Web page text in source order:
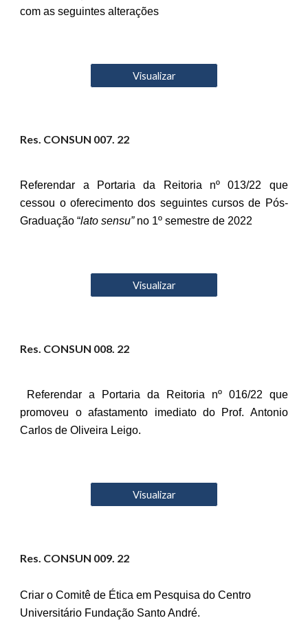
com as seguintes alterações
Visualizar
Res. CONSUN 007. 22
Referendar a Portaria da Reitoria nº 013/22 que
cessou o oferecimento dos seguintes cursos de Pós-
Graduação “lato sensu”no 1º semestre de 2022
Visualizar
Res. CONSUN 008. 22
Referendar a Portaria da Reitoria nº 016/22 que
promoveu o afastamento imediato do Prof. Antonio
Carlos de Oliveira Leigo.
Visualizar
Res. CONSUN 009. 22
Criar o Comitê de Ética em Pesquisa do Centro
Universitário Fundação Santo André.